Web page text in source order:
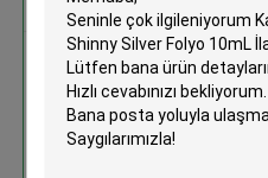
Kas
Silver
UK